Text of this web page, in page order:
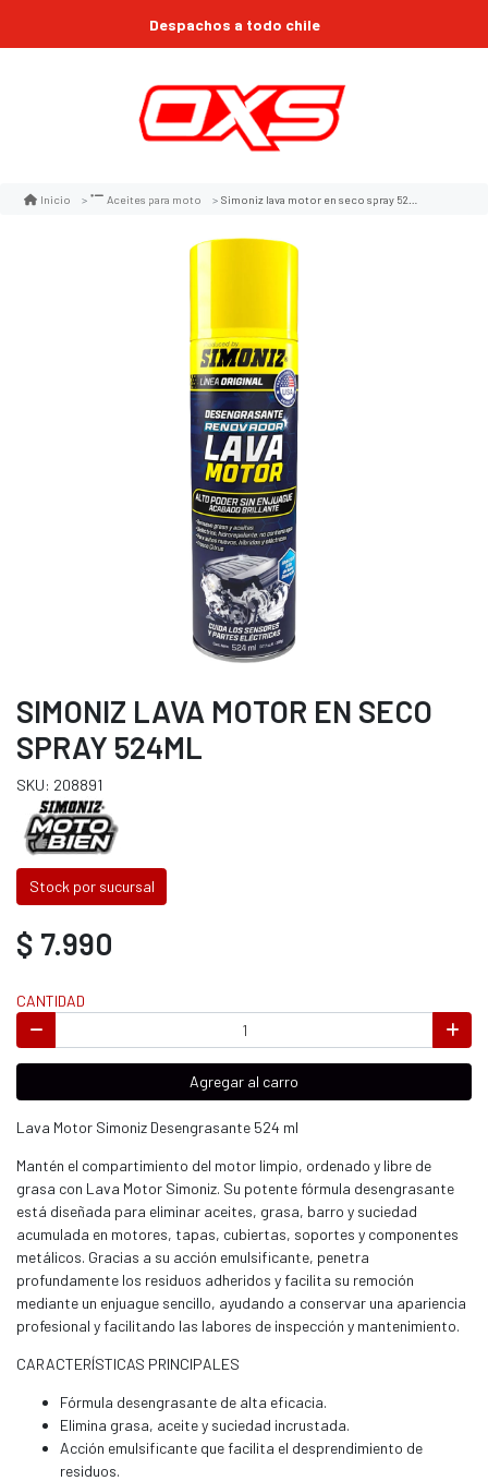
Despachos a todo chile
Inicio Aceites para moto Simoniz lava motor en seco spray 524ml
SIMONIZ LAVA MOTOR EN SECO
SPRAY 524ML
SKU: 208891
Stock por sucursal
$ 7.990
CANTIDAD
Agregar al carro
Lava Motor Simoniz Desengrasante 524 ml
Mantén el compartimiento del motor limpio, ordenado y libre de
grasa con Lava Motor Simoniz. Su potente fórmula desengrasante
está diseñada para eliminar aceites, grasa, barro y suciedad
acumulada en motores, tapas, cubiertas, soportes y componentes
metálicos. Gracias a su acción emulsificante, penetra
profundamente los residuos adheridos y facilita su remoción
mediante un enjuague sencillo, ayudando a conservar una apariencia
profesional y facilitando las labores de inspección y mantenimiento.
CARACTERÍSTICAS PRINCIPALES
Fórmula desengrasante de alta eficacia.
Elimina grasa, aceite y suciedad incrustada.
Acción emulsificante que facilita el desprendimiento de
residuos.